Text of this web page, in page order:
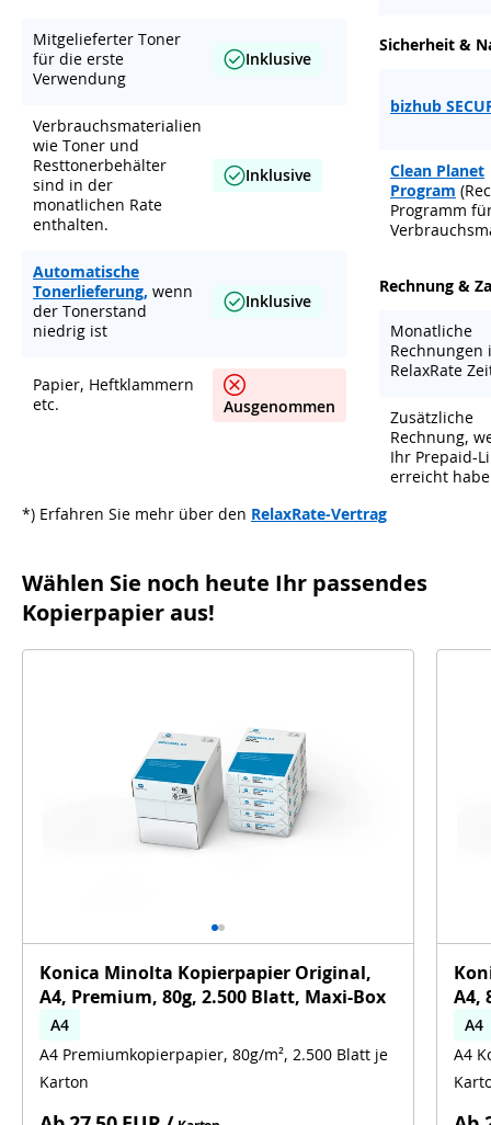
Mitgelieferter Toner
für die erste
Verwendung
Inklusive
Verbrauchsmaterialien
wie Toner und
Resttonerbehälter
sind in der
monatlichen Rate
enthalten.
Inklusive
Automatische
Tonerlieferung, wenn
der Tonerstand
niedrig ist
Inklusive
Papier, Heftklammern
etc.
Ausgenommen
Sicherheit &
bizhub
Clean Planet
Program
Programm
Rechnung &
Monatliche
Rechnungen
RelaxRate
Zusätzliche
Rechnung,
Ihr Prepaid-
erreicht
*) Erfahren Sie mehr über den RelaxRate-Vertrag
Wählen Sie noch heute Ihr passendes
Kopierpapier aus!
Konica Minolta Kopierpapier Original,
A4, Premium, 80g, 2.500 Blatt, Maxi-Box
A4
A4 Premiumkopierpapier, 80g/m², 2.500 Blatt je
Karton
A4,
A4
A4